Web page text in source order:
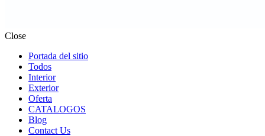
Close
Portada del sitio
Todos
Interior
Exterior
Oferta
CATALOGOS
Blog
Contact Us